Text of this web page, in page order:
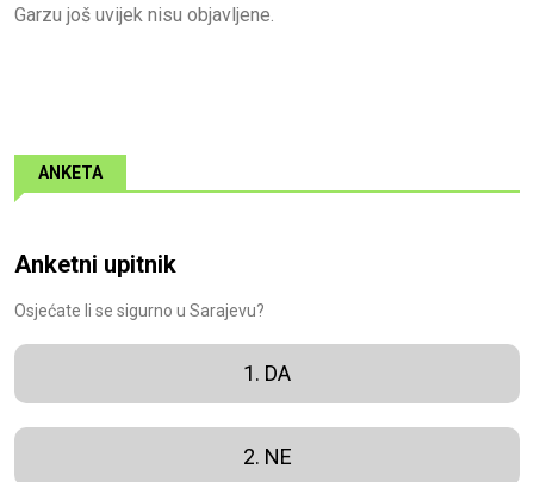
Garzu još uvijek nisu objavljene.
ANKETA
Anketni upitnik
Osjećate li se sigurno u Sarajevu?
1. DA
2. NE